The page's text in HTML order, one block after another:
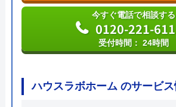
今すぐ電話で相談する
0120-221-611
受付時間： 24時間
ハウスラボホーム のサービ